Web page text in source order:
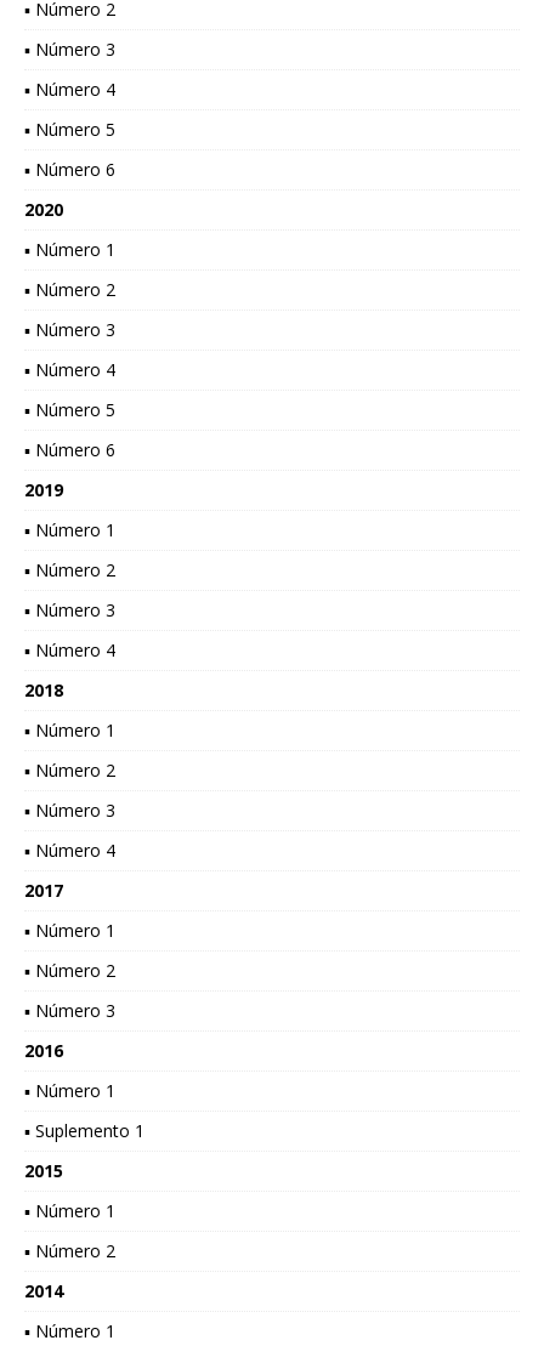
▪ Número 2
▪ Número 3
▪ Número 4
▪ Número 5
▪ Número 6
2020
▪ Número 1
▪ Número 2
▪ Número 3
▪ Número 4
▪ Número 5
▪ Número 6
2019
▪ Número 1
▪ Número 2
▪ Número 3
▪ Número 4
2018
▪ Número 1
▪ Número 2
▪ Número 3
▪ Número 4
2017
▪ Número 1
▪ Número 2
▪ Número 3
2016
▪ Número 1
▪ Suplemento 1
2015
▪ Número 1
▪ Número 2
2014
▪ Número 1